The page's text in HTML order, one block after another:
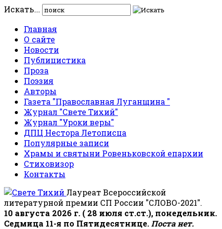
Искать...
Главная
О сайте
Новости
Публицистика
Проза
Поэзия
Авторы
Газета "Православная Луганщина "
Журнал "Свете Тихий"
Журнал "Уроки веры"
ДПЦ Нестора Летописца
Популярные записи
Храмы и святыни Ровеньковской епархии
Стиховизор
Контакты
Лауреат Всероссийской
литературной премии СП России "СЛОВО-2021".
10 августа 2026 г. ( 28 июля ст.ст.), понедельник.
Седмица 11-я по Пятидесятнице. Поста нет.